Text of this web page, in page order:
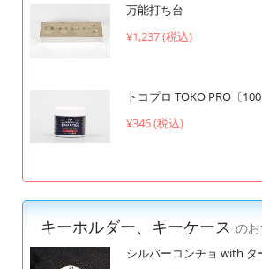
万能打ち台
¥1,237 (税込)
トコプロ TOKO PRO〔100
¥346 (税込)
キーホルダー、キーケース の
シルバーコンチョ with タ